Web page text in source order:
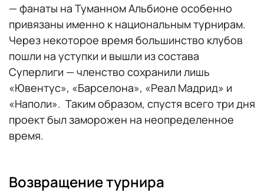
— фанаты на Туманном Альбионе особенно
привязаны именно к национальным турнирам.
Через некоторое время большинство клубов
пошли на уступки и вышли из состава
Суперлиги — членство сохранили лишь
«Ювентус», «Барселона», «Реал Мадрид» и
«Наполи». Таким образом, спустя всего три дня
проект был заморожен на неопределенное
время.
Возвращение турнира